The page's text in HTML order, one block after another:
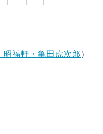
福軒・亀田虎次郎 ）